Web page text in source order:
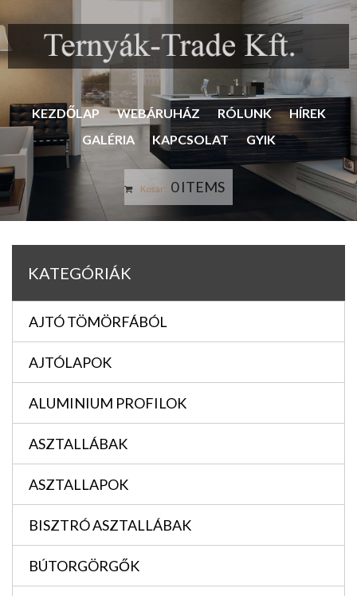
KEZDŐLAP WEBÁRUHÁZ RÓLUNK
HÍREK
GALÉRIA
KAPCSOLAT GYIK
Kosár: 0 ITEMS
KATEGÓRIÁK
AJTÓ TÖMÖRFÁBÓL
AJTÓLAPOK
ALUMINIUM PROFILOK
ASZTALLÁBAK
ASZTALLAPOK
BISZTRÓ ASZTALLÁBAK
BÚTORGÖRGŐK